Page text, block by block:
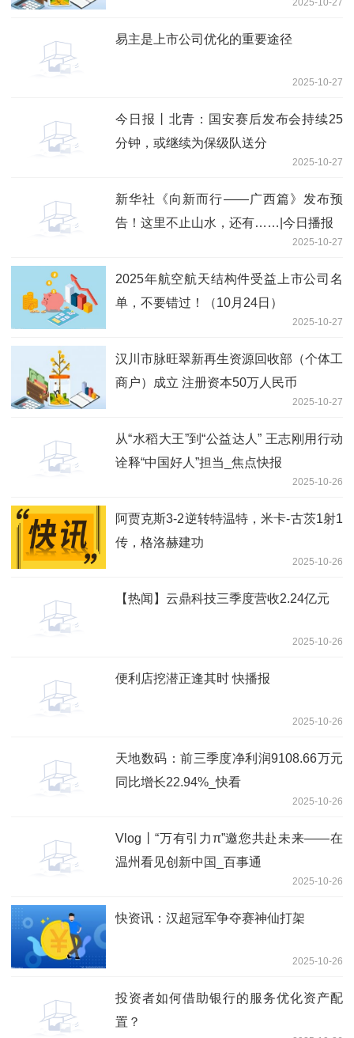
2025-10-27
易主是上市公司优化的重要途径
2025-10-27
今日报丨北青：国安赛后发布会持续25
分钟，或继续为保级队送分
2025-10-27
新华社《向新而行——广西篇》发布预
告！这里不止山水，还有……|今日播报
2025-10-27
2025年航空航天结构件受益上市公司名
单，不要错过！（10月24日）
2025-10-27
汉川市脉旺翠新再生资源回收部（个体工
商户）成立 注册资本50万人民币
2025-10-27
从“水稻大王”到“公益达人” 王志刚用行动
诠释“中国好人”担当_焦点快报
2025-10-26
阿贾克斯3-2逆转特温特，米卡-古茨1射1
传，格洛赫建功
2025-10-26
【热闻】云鼎科技三季度营收2.24亿元
2025-10-26
便利店挖潜正逢其时 快播报
2025-10-26
天地数码：前三季度净利润9108.66万元
同比增长22.94%_快看
2025-10-26
Vlog丨“万有引力π”邀您共赴未来——在
温州看见创新中国_百事通
2025-10-26
快资讯：汉超冠军争夺赛神仙打架
2025-10-26
投资者如何借助银行的服务优化资产配
置？